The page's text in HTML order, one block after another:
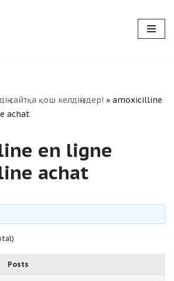
сайтқа қош келдіңіздер! » amoxicilline
achat
en ligne
achat
Posts